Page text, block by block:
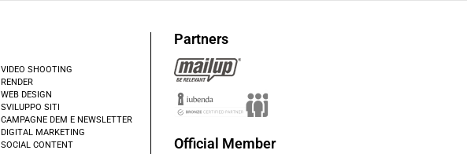
VIDEO SHOOTING
RENDER
WEB DESIGN
SVILUPPO SITI
CAMPAGNE DEM E NEWSLETTER
DIGITAL MARKETING
SOCIAL CONTENT
Partners
Official Member